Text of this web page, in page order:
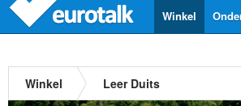
Winkel
Winkel Leer Duits